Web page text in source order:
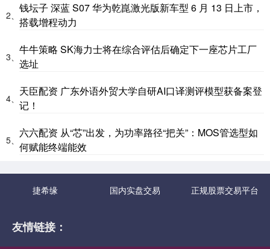
2、
钱坛子 深蓝 S07 华为乾崑激光版新车型 6 月 13 日上市，
搭载增程动力
3、
牛牛策略 SK海力士将在综合评估后确定下一座芯片工厂
选址
4、
天臣配资 广东外语外贸大学自研AI口译测评模型获备案登
记！
5、
六六配资 从“芯”出发，为功率路径“把关”：MOS管选型如
何赋能终端能效
捷希缘 国内实盘交易 正规股票交易平台
友情链接：